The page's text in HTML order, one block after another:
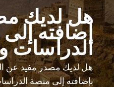
هل لديك
إضافته
الدراسات
هل لديك مصدر مفيد عن
بإضافته إلى منصة